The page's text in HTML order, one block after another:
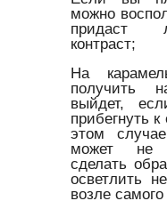
можно
придаст
контраст;
На
получить
выйдет,
прибегнуть
этом
может не
сделать
осветлить
возле